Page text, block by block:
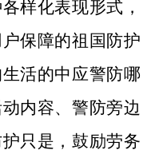
样化表现形式，
保障的祖国防护
活的中应警防哪
内容、警防旁边
只是，鼓励劳务